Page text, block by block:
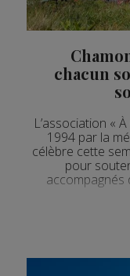
chacun
L’association «
1994 par la
célèbre cette
pour
accompagnés